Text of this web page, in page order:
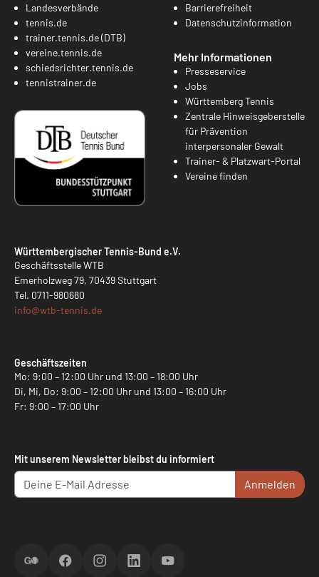
Landesverbände
tennis.de
trainer.tennis.de (DTB)
vereine.tennis.de
schiedsrichter.tennis.de
tennistrainer.de
Barrierefreiheit
Datenschutzinformation
Mehr Informationen
Presseservice
Jobs
Württemberg Tennis
Zentrale Hinweisgeberstelle
für Prävention
interpersonaler Gewalt
Trainer- & Platzwart-Portal
Vereine finden
Württembergischer Tennis-Bund e.V.
Geschäftsstelle WTB
Emerholzweg 79, 70439 Stuttgart
Tel. 0711-980680
info@wtb-tennis.de
Geschäftszeiten
Mo: 9:00 – 12:00 Uhr und 13:00 – 18:00 Uhr
Di, Mi, Do: 9:00 – 12:00 Uhr und 13:00 – 16:00 Uhr
Fr: 9:00 – 17:00 Uhr
Mit unserem Newsletter bleibst du informiert
Anmelden
ScoreGOFacebookInstagramLinkedInYouTube